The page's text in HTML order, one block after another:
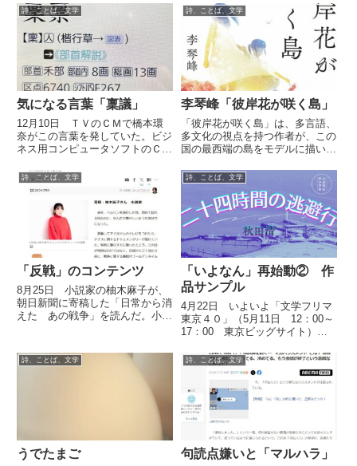
詩、ことば、文学
気になる言葉「稟議」
12月10日 ＴＶのＣＭで橋本環
奈がこの言葉を発していた。ビジ
ネス用コンピュータソフトのＣＭ
「安否確認」だの「勤怠管理」だ
のと言うのにいちいち引っかかっ
ていたのだが、中でもこれは気に
なった。僕は長く高校で国語を
詩、ことば、文学
李琴峰「彼岸花が咲く島」
「彼岸花が咲く島」は、多言語、
多文化の視点を持つ作者が、この
国の最西端の島をモデルに描いた
詩、ことば、文学
「反戦」のコンテンツ
8月25日 小説家の柚木麻子が、
朝日新聞に寄稿した「日常から消
えた あの戦争」を読んだ。小説
とても高いようだ。以前このコラ
ムでも取り上げた李琴峰なども、
「反日」などと中傷を受けてい...
詩、ことば、文学
「いよなん」再始動② 作
品サンプル
4月22日 いよいよ「文学フリマ
東京４０」（5月11日 12：00～
17：00 東京ビッグサイト）が
Ｓ戦略担当の小鳥居詩乃さんが、
「いよなん3号」に載せる僕の作
品のサンプルをＵＰしてくれた。
是非ご覧ください。 ...
詩、ことば、文学
うでたまご
詩、ことば、文学
句読点嫌いと「マルハラ」